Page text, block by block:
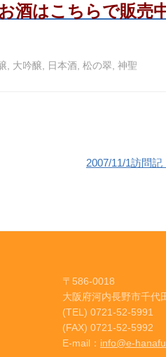
酒はこちらで販売
大吟醸 日本酒 松の翠 神聖
2007/11/1訪問
〒586-0018
大阪府河内長野市千代
(TEL) 0721-52-5991
(FAX) 0721-52-5992
E-mail： info@e-